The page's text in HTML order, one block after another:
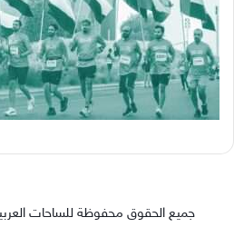
جميع الحقوق محفوظة للساحات